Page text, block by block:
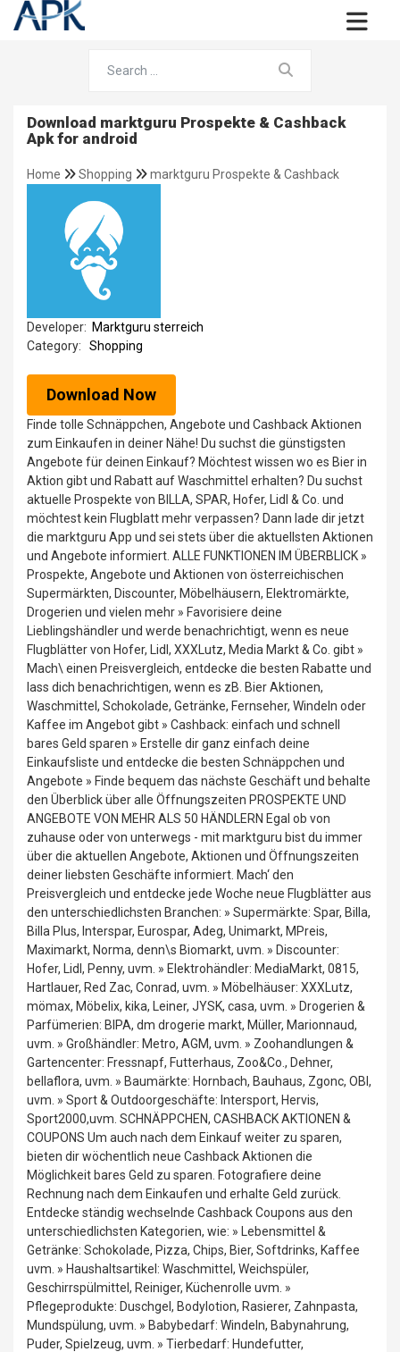
Download marktguru Prospekte & Cashback
Apk for android
Home Shopping marktguru Prospekte & Cashback
Developer: Marktguru sterreich
Category:
Shopping
Download Now
Finde tolle Schnäppchen, Angebote und Cashback Aktionen
zum Einkaufen in deiner Nähe! Du suchst die günstigsten
Angebote für deinen Einkauf? Möchtest wissen wo es Bier in
Aktion gibt und Rabatt auf Waschmittel erhalten? Du suchst
aktuelle Prospekte von BILLA, SPAR, Hofer, Lidl & Co. und
möchtest kein Flugblatt mehr verpassen? Dann lade dir jetzt
die marktguru App und sei stets über die aktuellsten Aktionen
und Angebote informiert. ALLE FUNKTIONEN IM ÜBERBLICK »
Prospekte, Angebote und Aktionen von österreichischen
Supermärkten, Discounter, Möbelhäusern, Elektromärkte,
Drogerien und vielen mehr » Favorisiere deine
Lieblingshändler und werde benachrichtigt, wenn es neue
Flugblätter von Hofer, Lidl, XXXLutz, Media Markt & Co. gibt »
Mach\ einen Preisvergleich, entdecke die besten Rabatte und
lass dich benachrichtigen, wenn es zB. Bier Aktionen,
Waschmittel, Schokolade, Getränke, Fernseher, Windeln oder
Kaffee im Angebot gibt » Cashback: einfach und schnell
bares Geld sparen » Erstelle dir ganz einfach deine
Einkaufsliste und entdecke die besten Schnäppchen und
Angebote » Finde bequem das nächste Geschäft und behalte
den Überblick über alle Öffnungszeiten PROSPEKTE UND
ANGEBOTE VON MEHR ALS 50 HÄNDLERN Egal ob von
zuhause oder von unterwegs - mit marktguru bist du immer
über die aktuellen Angebote, Aktionen und Öffnungszeiten
deiner liebsten Geschäfte informiert. Mach‘ den
Preisvergleich und entdecke jede Woche neue Flugblätter aus
den unterschiedlichsten Branchen: » Supermärkte: Spar, Billa,
Billa Plus, Interspar, Eurospar, Adeg, Unimarkt, MPreis,
Maximarkt, Norma, denn\s Biomarkt, uvm. » Discounter:
Hofer, Lidl, Penny, uvm. » Elektrohändler: MediaMarkt, 0815,
Hartlauer, Red Zac, Conrad, uvm. » Möbelhäuser: XXXLutz,
mömax, Möbelix, kika, Leiner, JYSK, casa, uvm. » Drogerien &
Parfümerien: BIPA, dm drogerie markt, Müller, Marionnaud,
uvm. » Großhändler: Metro, AGM, uvm. » Zoohandlungen &
Gartencenter: Fressnapf, Futterhaus, Zoo&Co., Dehner,
bellaflora, uvm. » Baumärkte: Hornbach, Bauhaus, Zgonc, OBI,
uvm. » Sport & Outdoorgeschäfte: Intersport, Hervis,
Sport2000,uvm. SCHNÄPPCHEN, CASHBACK AKTIONEN &
COUPONS Um auch nach dem Einkauf weiter zu sparen,
bieten dir wöchentlich neue Cashback Aktionen die
Möglichkeit bares Geld zu sparen. Fotografiere deine
Rechnung nach dem Einkaufen und erhalte Geld zurück.
Entdecke ständig wechselnde Cashback Coupons aus den
unterschiedlichsten Kategorien, wie: » Lebensmittel &
Getränke: Schokolade, Pizza, Chips, Bier, Softdrinks, Kaffee
uvm. » Haushaltsartikel: Waschmittel, Weichspüler,
Geschirrspülmittel, Reiniger, Küchenrolle uvm. »
Pflegeprodukte: Duschgel, Bodylotion, Rasierer, Zahnpasta,
Mundspülung, uvm. » Babybedarf: Windeln, Babynahrung,
Puder, Spielzeug, uvm. » Tierbedarf: Hundefutter,